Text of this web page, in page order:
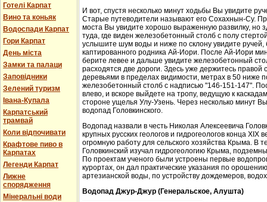
Готелі Карпат
Вино та коньяк
Водоспади Карпат
Гори Карпат
День міста
Замки та палаци
Заповідники
Зелений туризм
Івана-Купала
Карпатський
трамвай
Коли відпочивати
Крафтове пиво в
Карпатах
Легенди Карпат
Лижне
спорядження
Мінеральні води
И вот, спустя несколько минут ходьбы Вы увидите
Старые путеводители называют его Сохахнын-Су.
моста Вы увидите хорошо выраженную развилку, но
туда, где виден железобетонный столб с полу
услышите шум воды и ниже по склону увидите
каптированного родника Ай-Иори. После Ай-Иори
берите левее и дальше увидите железобетонный
расходятся две дороги. Здесь уже держитесь правой
деревьями в пределах видимости, метрах в 50 ниже
железобетонный столб с надписью "146-151-147".
влево, и вскоре выйдете на тропу, ведущую к
стороне ущелья Улу-Узень. Через несколько минут
водопад Головкинского.
Водопад назвали в честь Николая Алексеевича
крупных русских геологов и гидрогеологов конца XIX
огромную работу для сельского хозяйства Крыма. В
Головкинский изучал гидрогеологию Крыма,
По проектам ученого были устроены первые
курортах, он дал практические указания по
артезианской воды, по устройству дождемеров,
Водопад Джур-Джур (Генеральское, Алушта)